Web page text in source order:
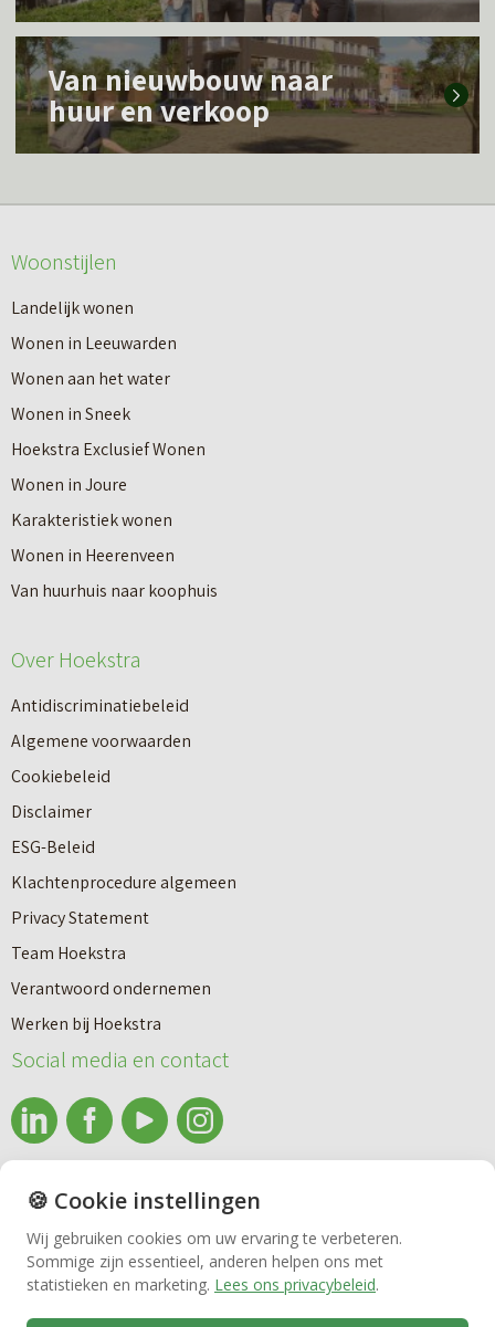
Nieuwbouw
Huren
Bedrijfsmakelaardij
Vastgoedbeheer
s
m
e
o
e
r
I
n
8
s
t
a
p
p
n
n
a
a
r
e
e
n
n
i
e
u
o
w
L
e
s
e
o
v
e
r
V
a
n
n
e
u
Van nieuwbouw naar
huur en verkoop
Woonstijlen
Landelijk wonen
Wonen in Leeuwarden
Wonen aan het water
Wonen in Sneek
Hoekstra Exclusief Wonen
Wonen in Joure
Karakteristiek wonen
Wonen in Heerenveen
Van huurhuis naar koophuis
Over Hoekstra
Antidiscriminatiebeleid
Algemene voorwaarden
Cookiebeleid
Disclaimer
ESG-Beleid
Klachtenprocedure algemeen
Privacy Statement
Team Hoekstra
Verantwoord ondernemen
Werken bij Hoekstra
Social media en contact
info@makelaardijhoekstra.nl
Alle contactgegevens
Bekijk de laatste nieuwsbrief van Makelaardij Hoekstra
Inschrijven nieuwsbrief Makelaardij Hoekstra
🍪 Cookie instellingen
Wij gebruiken cookies om uw ervaring te verbeteren.
Sommige zijn essentieel, anderen helpen ons met
statistieken en marketing. Lees ons privacybeleid.